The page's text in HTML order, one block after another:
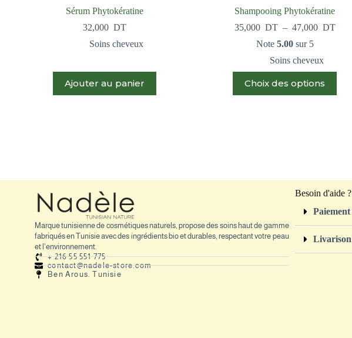
Sérum Phytokératine
32,000 DT
Soins cheveux
Ajouter au panier
Shampooing Phytokératine
35,000 DT – 47,000 DT
Note 5.00sur 5
Soins cheveux
Choix des options
Marque tunisienne de cosmétiques naturels, propose des soins haut de gamme
fabriqués en Tunisie avec des ingrédients bio et durables, respectant votre peau
et l'environnement.
+ 216 55 551 775
contact@nadele-store.com
Ben Arous. Tunisie
Besoin d'aide ?
Paiement
Livarison
Promo Promo